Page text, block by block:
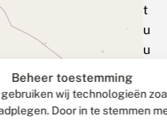
Beheer toestemming
wij technologieën
Door in te stemmen
t
u
u
d
a